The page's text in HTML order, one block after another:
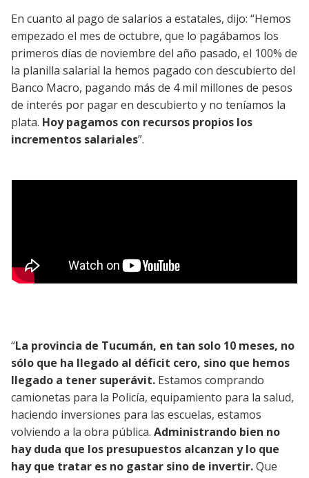
En cuanto al pago de salarios a estatales, dijo: “Hemos
empezado el mes de octubre, que lo pagábamos los
primeros días de noviembre del año pasado, el 100% de
la planilla salarial la hemos pagado con descubierto del
Banco Macro, pagando más de 4 mil millones de pesos
de interés por pagar en descubierto y no teníamos la
plata. Hoy pagamos con recursos propios los
incrementos salariales”.
“La provincia de Tucumán, en tan solo 10 meses, no
sólo que ha llegado al déficit cero, sino que hemos
llegado a tener superávit. Estamos comprando
camionetas para la Policía, equipamiento para la salud,
haciendo inversiones para las escuelas, estamos
volviendo a la obra pública. Administrando bien no
hay duda que los presupuestos alcanzan y lo que
hay que tratar es no gastar sino de invertir.Que